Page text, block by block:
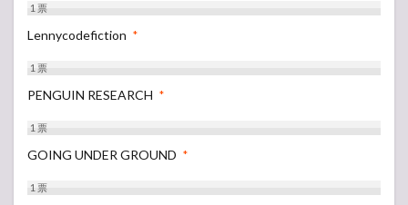
1票
Lennycodefiction *
1票
PENGUIN RESEARCH *
1票
GOING UNDER GROUND *
1票